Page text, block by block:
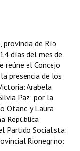
provincia de Río
días del mes de
reúne el Concejo
presencia de los
Arabela
Paz; por la
Otano y Laura
República
Partido Socialista:
Rionegrino: